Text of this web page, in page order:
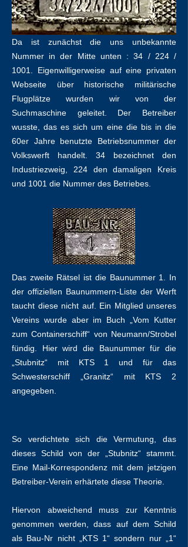
Da ist zunächst die uns unbekannte
Nummer in der Mitte unten : 34 / 224 /
1001. Eigenwilligerweise auf eine privaten
Webseite über historische militärische
Flugplätze wurden wir von der
Suchmaschine geleitet. Der Betreiber
wusste, das es sich um eine die bis in die
60er Jahre benutzte Betriebsnummer der
Volkswerft handelt. 34 bezeichnet den
Industriezweig, 224 den damaligen Kreis
und 1001 die Nummer des Betriebes.
Das zweite Rätsel ist die Baunummer 1. In
der offiziellen Baunummern-Liste der Werft
taucht diese nicht auf. Ein Mitglied unseres
Vereins wurde aber im Buch „Vom Kutter
zum Containerschiff“ von Neumann/Strobel
fündig. Hier wird die Baunummer für die
„Stubnitz“ mit KTS 1 und für das
Schwesterschiff „Granitz“ mit KTS 2
angegeben.
So verdichtete sich die Vermutung, das
dieses Schild von der „Stubnitz“ stammt.
Eine Mail-Korrespondenz mit dem jetzigen
Betreiber-Verein erhärtete diese Theorie.
Hiervon abweichend muss zur Kenntnis
genommen werden, dass auf dem Schild
als Bau-Nr nicht „KTS 1“ sondern nur „1“